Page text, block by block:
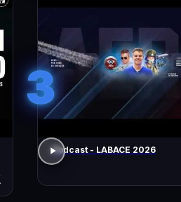
3
Podcast - LABACE 2026